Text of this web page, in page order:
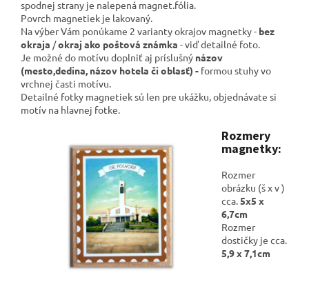
spodnej strany je nalepená magnet.fólia.
Povrch magnetiek je lakovaný.
Na výber Vám ponúkame 2 varianty okrajov magnetky - bez
okraja /okraj ako poštová známka - viď detailné foto.
Je možné do motívu doplniť aj príslušný názov
(mesto,dedina, názov hotela či oblasť) - formou stuhy vo
vrchnej časti motívu.
Detailné fotky magnetiek sú len pre ukážku, objednávate si
motív na hlavnej fotke.
Rozmery
magnetky:
Rozmer
obrázku (š x v )
cca.5x5 x
6,7cm
Rozmer
dostičky je cca.
5,9 x 7,1cm